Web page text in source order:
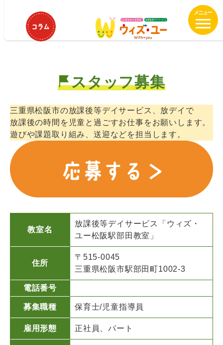
へ
移
動
ウィズ・ユー松阪駅部田教室 保育
士、児童指導員募集中！
スタッフ募集
三重県松阪市の放課後等デイサービス、放デイで
放課後の時間を児童と過ごすお仕事をお願いします。
遊びや課題取り組み、送迎などを担当します。
教室名
放課後等デイサービス「ウィズ・
ユー松阪駅部田教室」
住所
〒515-0045
三重県松阪市駅部田町1002-3
電話番号
募集職種 保育士/児童指導員
雇用形態 正社員、パート